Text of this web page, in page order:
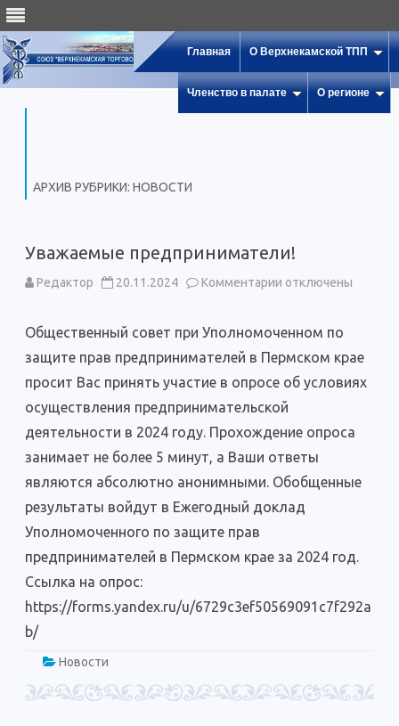
Главная О Верхнекамской ТПП
Членство в палате О регионе
АРХИВ РУБРИКИ: НОВОСТИ
Уважаемые предприниматели!
Редактор 20.11.2024 Комментарии котключены
Общественный совет при Уполномоченном по
защите прав предпринимателей в Пермском крае
просит Вас принять участие в опросе об условиях
осуществления предпринимательской
деятельности в 2024 году. Прохождение опроса
занимает не более 5 минут, а Ваши ответы
являются абсолютно анонимными. Обобщенные
результаты войдут в Ежегодный доклад
Уполномоченного по защите прав
предпринимателей в Пермском крае за 2024 год.
Ссылка на опрос:
https://forms.yandex.ru/u/6729c3ef50569091c7f292a
b/
Новости